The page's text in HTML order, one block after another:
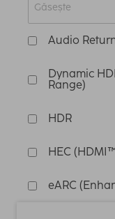
Audio
Dynamic
Range)
HDR
HEC
eARC